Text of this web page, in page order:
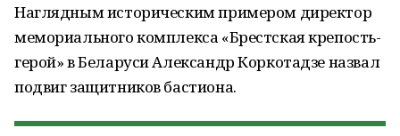
Наглядным историческим примером директор
мемориального комплекса «Брестская крепость-
герой» в Беларуси Александр Коркотадзе назвал
подвиг защитников бастиона.